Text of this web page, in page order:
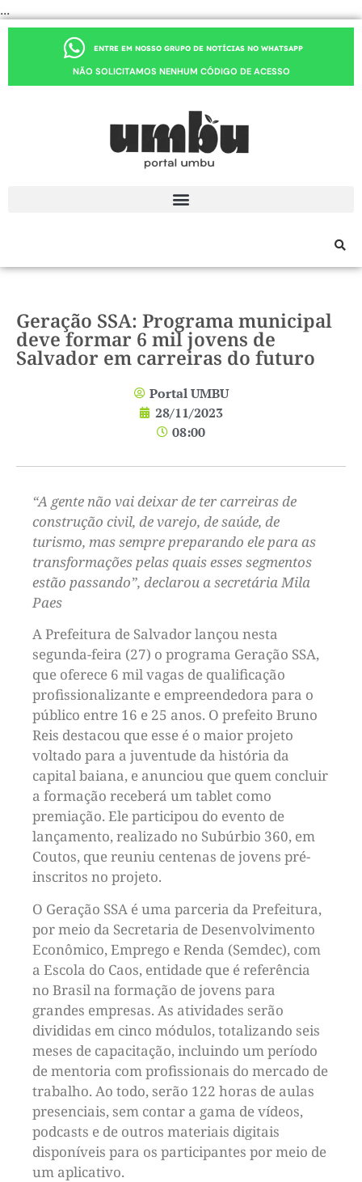
...
ENTRE EM NOSSO GRUPO DE NOTÍCIAS NO WHATSAPP
NÃO SOLICITAMOS NENHUM CÓDIGO DE ACESSO
Geração SSA: Programa municipal
deve formar 6 mil jovens de
Salvador em carreiras do futuro
Portal UMBU
28/11/2023
08:00
“A gente não vai deixar de ter carreiras de
construção civil, de varejo, de saúde, de
turismo, mas sempre preparando ele para as
transformações pelas quais esses segmentos
estão passando”, declarou a secretária Mila
Paes
A Prefeitura de Salvador lançou nesta
segunda-feira (27) o programa Geração SSA,
que oferece 6 mil vagas de qualificação
profissionalizante e empreendedora para o
público entre 16 e 25 anos. O prefeito Bruno
Reis destacou que esse é o maior projeto
voltado para a juventude da história da
capital baiana, e anunciou que quem concluir
a formação receberá um tablet como
premiação. Ele participou do evento de
lançamento, realizado no Subúrbio 360, em
Coutos, que reuniu centenas de jovens pré-
inscritos no projeto.
O Geração SSA é uma parceria da Prefeitura,
por meio da Secretaria de Desenvolvimento
Econômico, Emprego e Renda (Semdec), com
a Escola do Caos, entidade que é referência
no Brasil na formação de jovens para
grandes empresas. As atividades serão
divididas em cinco módulos, totalizando seis
meses de capacitação, incluindo um período
de mentoria com profissionais do mercado de
trabalho. Ao todo, serão 122 horas de aulas
presenciais, sem contar a gama de vídeos,
podcasts e de outros materiais digitais
disponíveis para os participantes por meio de
um aplicativo.